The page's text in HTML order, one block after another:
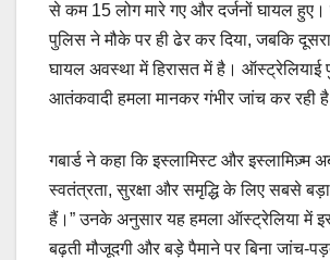
से कम 15 लोग मारे गए और दर्जनों घायल
पुलिस ने मौके पर ही ढेर कर दिया, जबकि
घायल अवस्था में हिरासत में है। ऑस्ट्रेलियाई
आतंकवादी हमला मानकर गंभीर जांच कर रही
गबार्ड ने कहा कि इस्लामिस्ट और इस्लामिज़्म
स्वतंत्रता, सुरक्षा और समृद्धि के लिए सबसे
हैं।” उनके अनुसार यह हमला ऑस्ट्रेलिया में
बढ़ती मौजूदगी और बड़े पैमाने पर बिना जांच-